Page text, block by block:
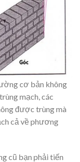
cơ bản không
mạch, các
được trùng mà
cả về phương
cũ bạn phải tiến